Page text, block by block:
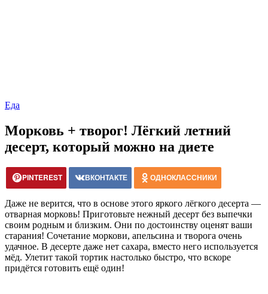
Еда
Морковь + творог! Лёгкий летний
десерт, который можно на диете
PINTEREST ВКОНТАКТЕ ОДНОКЛАССНИКИ
Даже не верится, что в основе этого яркого лёгкого десерта —
отварная морковь! Приготовьте нежный десерт без выпечки
своим родным и близким. Они по достоинству оценят ваши
старания! Сочетание моркови, апельсина и творога очень
удачное. В десерте даже нет сахара, вместо него используется
мёд. Улетит такой тортик настолько быстро, что вскоре
придётся готовить ещё один!